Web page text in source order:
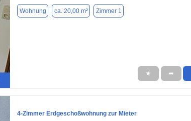
Wohnung ca. 20,00 m² Zimmer 1
★ ➦
4-Zimmer Erdgeschoßwohnung zur Mieter